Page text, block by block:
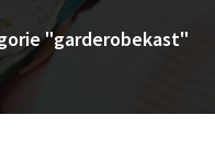
"garderobekast"